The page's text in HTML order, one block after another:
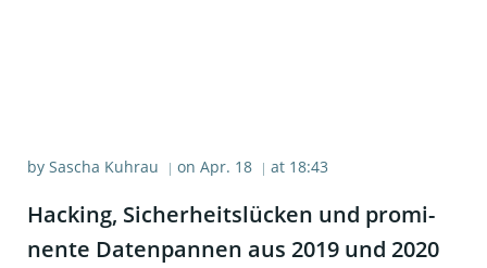
by Sascha Kuhrau | on Apr. 18 | at 18:43
Hack­ing, Sicher­heits­lü­cken und pro­mi­
nen­te Daten­pan­nen aus 2019 und 2020